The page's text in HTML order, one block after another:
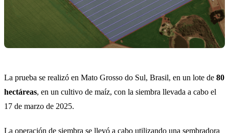
La prueba se realizó en Mato Grosso do Sul, Brasil, en un lote de 80
hectáreas, en un cultivo de maíz, con la siembra llevada a cabo el
17 de marzo de 2025.
La operación de siembra se llevó a cabo utilizando una sembradora